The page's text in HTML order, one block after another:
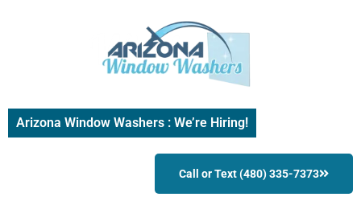
Arizona Window Washers : We’re Hiring!
Call or Text (480) 335-7373